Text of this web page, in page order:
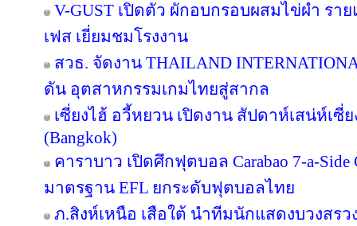
V-GUST เปิดตัว ผักอบกรอบผสมไข่ผำ รา
เฟส เยี่ยมชมโรงงาน
สวธ. จัดงาน THAILAND
ดัน อุตสาหกรรมเกมไทยสู่สากล
เซี่ยงไฮ้ อวี้หยวน เปิดงาน สัปดาห์เสน่ห์เซี่ย
(Bangkok)
คาราบาว เปิดศึกฟุตบอล Carabao 7-a-
มาตรฐาน EFL ยกระดับฟุตบอลไทย
ภ.สิงห์เหนือ เสือใต้ นำทีมนักแสดงบวงสร